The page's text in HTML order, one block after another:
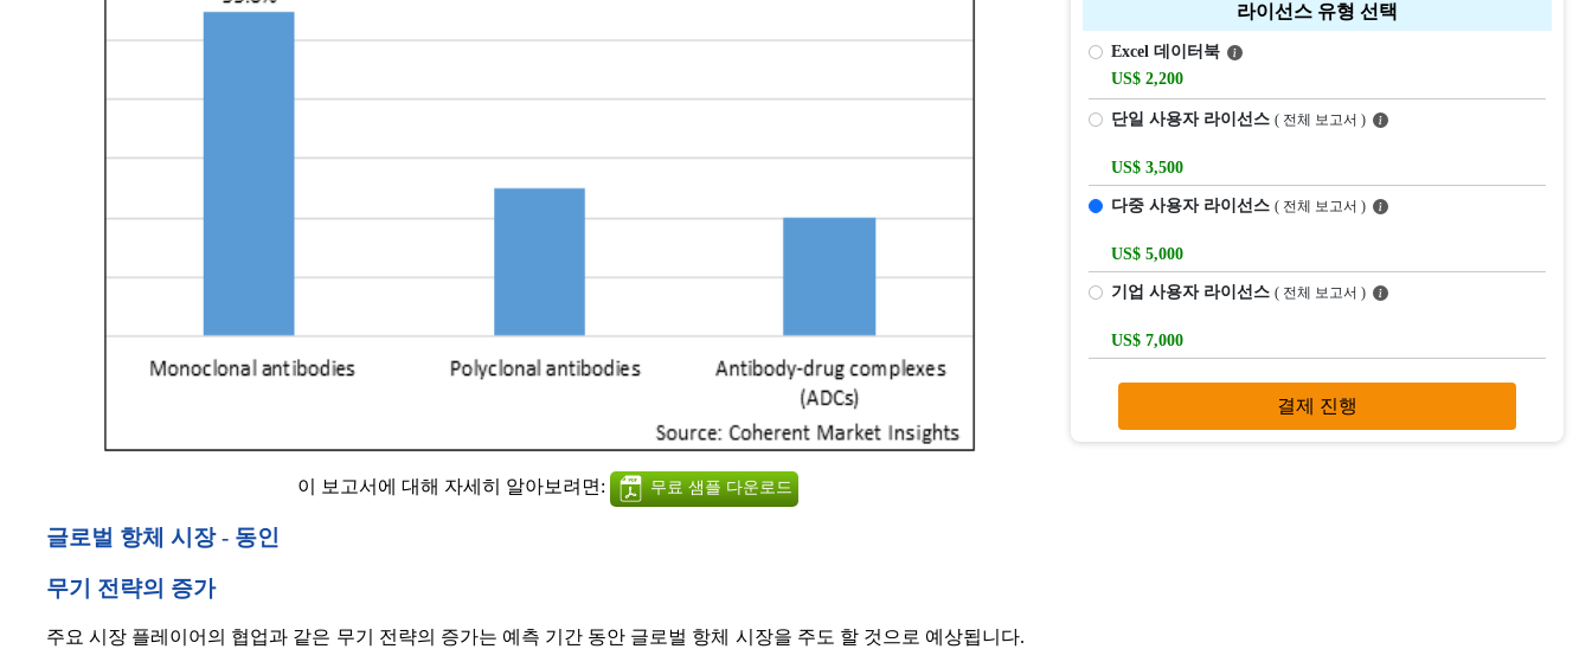
이 보고서에 대해 자세히 알아보려면: 무료 샘플 다운로드
글로벌 항체 시장 - 동인
무기 전략의 증가
주요 시장 플레이어의 협업과 같은 무기 전략의 증가는 예측 기간 동안 글로벌 항체 시장을 주도 할 것으로 예상됩니다.
라이선스 유형 선택
Excel 데이터북
US$ 2,200
단일 사용자 라이선스 ( 전체 보고서 )
US$ 3,500
다중 사용자 라이선스 ( 전체 보고서 )
US$ 5,000
기업 사용자 라이선스 ( 전체 보고서 )
US$ 7,000
결제 진행